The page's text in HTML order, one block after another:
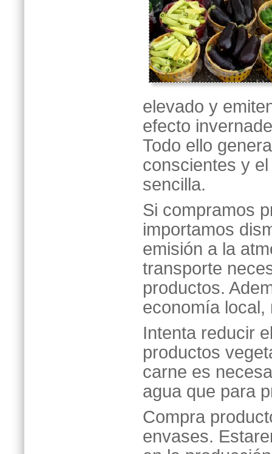
elevado y
efecto
Todo ello
conscientes y
sencilla.
Si compramos
importamos
emisión a la
transporte
productos.
economía
Intenta reducir
productos
carne es
agua que para
Compra
envases.